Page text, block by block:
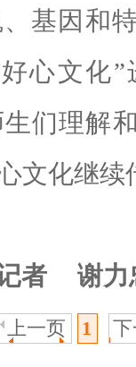
基因和
好心文化”
们理解
文化继续
者 谢力
上一页 1